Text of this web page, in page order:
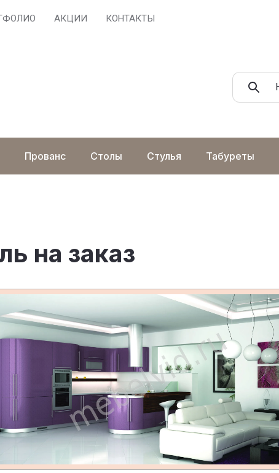
АКЦИИ КОНТАКТЫ
Прованс Столы Стулья Табуреты
на заказ